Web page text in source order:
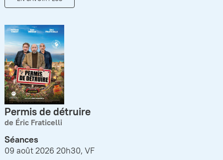
Permis de détruire
de Éric Fraticelli
Séances
09 août 2026 20h30, VF